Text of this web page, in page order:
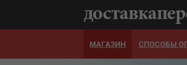
МАГАЗИН СПОСОБЫ